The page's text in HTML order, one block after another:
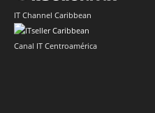
IT Channel Caribbean
Canal IT Centroamérica